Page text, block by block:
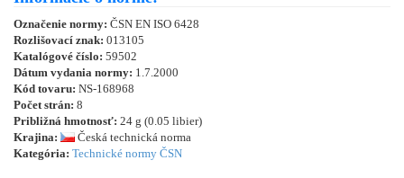
Označenie normy: ČSN EN ISO 6428
Rozlišovací znak: 013105
Katalógové číslo: 59502
Dátum vydania normy: 1.7.2000
Kód tovaru: NS-168968
Počet strán: 8
Približná hmotnosť: 24 g (0.05 libier)
Krajina:
Česká technická norma
Kategória: Technické normy ČSN